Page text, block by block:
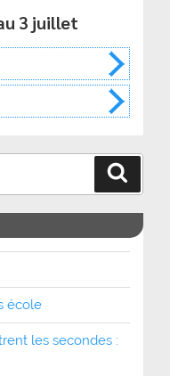
3 juillet
école
les secondes :